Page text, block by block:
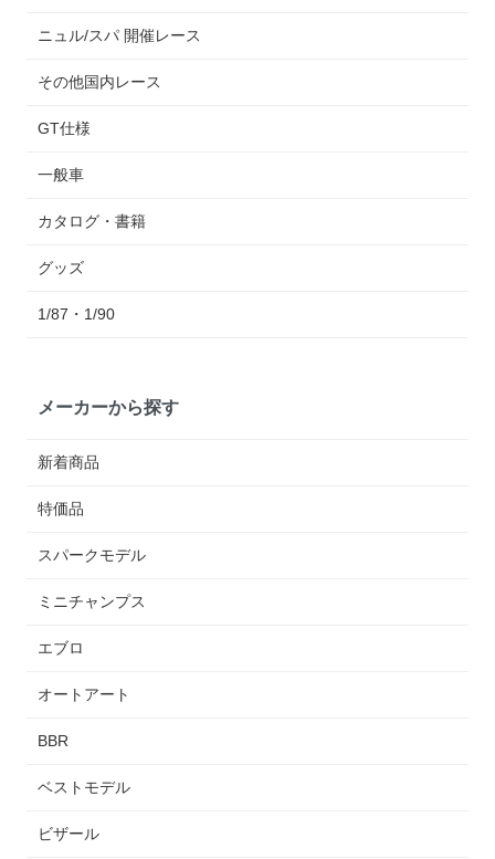
ニュル/スパ 開催レース
その他国内レース
GT仕様
一般車
カタログ・書籍
グッズ
1/87・1/90
メーカーから探す
新着商品
特価品
スパークモデル
ミニチャンプス
エブロ
オートアート
BBR
ベストモデル
ビザール